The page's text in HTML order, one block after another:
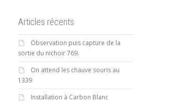
Articles récents
Observation puis capture de la
sortie du nichoir 769.
On attend les chauve souris au
1339
Installation à Carbon Blanc